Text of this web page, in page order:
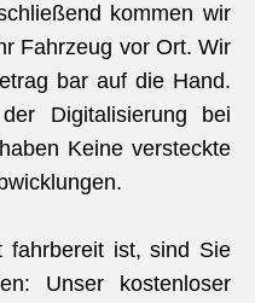
kommen wir
Fahrzeug vor Ort. Wir
bar auf die Hand.
Digitalisierung bei
Keine versteckte
fahrbereit ist, sind Sie
Unser kostenloser